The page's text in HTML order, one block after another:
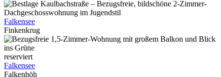
Falkensee
Finkenkrug
reserviert
Falkensee
Falkenhöh